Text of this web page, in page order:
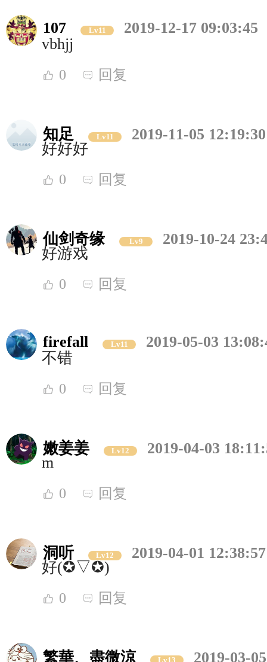
107 Lv11
2019-12-17 09:03:45
vbhjj
0 回复
知足 Lv11
2019-11-05 12:19:30
好好好
0 回复
仙剑奇缘 Lv9
2019-10-24
好游戏
0 回复
firefall Lv11
2019-05-03
不错
0 回复
嫩姜姜 Lv12
2019-04-03
m
0 回复
洞听 Lv12
2019-04-01 12:38:57
好(✪▽✪)
0 回复
繁華、盡微涼 Lv13 2019-03-